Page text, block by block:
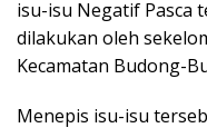
isu-isu Negatif Pasca
dilakukan oleh
Kecamatan Budong-
Menepis isu-isu